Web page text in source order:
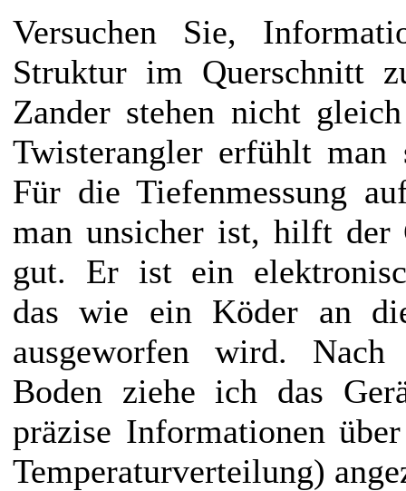
Versuchen Sie,
Struktur im Querschnitt
Zander stehen nicht
Twisterangler erfühlt
Für die Tiefenmessung
man unsicher ist, hilft der
gut. Er ist ein
das wie ein Köder an
ausgeworfen wird.
Boden ziehe ich das
präzise Informationen
Temperaturverteilung)